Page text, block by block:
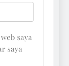
saya
saya